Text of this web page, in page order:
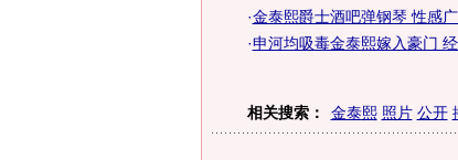
·金泰熙爵士酒吧弹钢琴 性感
·申河均吸毒金泰熙嫁入豪门
相关搜索： 金泰熙 照片 公开